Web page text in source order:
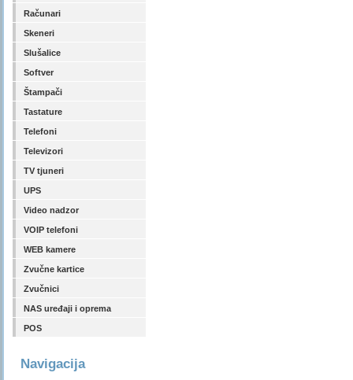
Računari
Skeneri
Slušalice
Softver
Štampači
Tastature
Telefoni
Televizori
TV tjuneri
UPS
Video nadzor
VOIP telefoni
WEB kamere
Zvučne kartice
Zvučnici
NAS uređaji i oprema
POS
Navigacija